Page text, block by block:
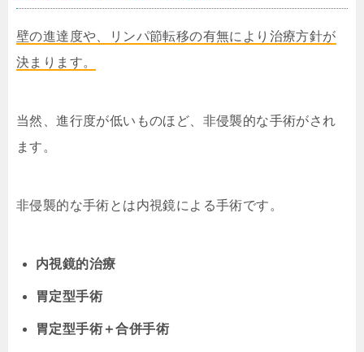
壁の進達度や、リンパ節転移の有無により治療方針が
決まります。
当然、進行度が低いものほど、非侵襲的な手術がされ
ます。
非侵襲的な手術とは内視鏡による手術です。
内視鏡的治療
胃定型手術
胃定型手術＋合併手術